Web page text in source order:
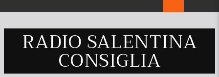
RADIO SALENTINA
CONSIGLIA